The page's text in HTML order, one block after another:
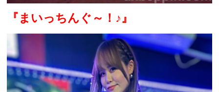
『まいっちんぐ～！ ♪』